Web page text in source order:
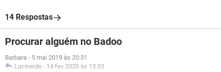
14 Respostas
Procurar alguém no Badoo
Barbara - 5 mai 2019 às 20:31
Lucineide - 14 fev 2020 às 13:53